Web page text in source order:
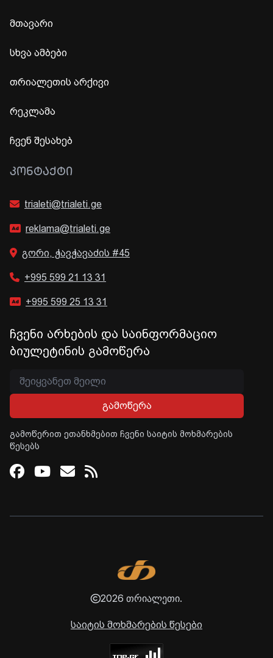
მთავარი
სხვა ამბები
თრიალეთის არქივი
რეკლამა
ჩვენ შესახებ
ᲙᲝᲜᲢᲐᲥᲢᲘ
trialeti@trialeti.ge
reklama@trialeti.ge
გორი, ჭავჭავაძის #45
+995 599 21 13 31
+995 599 25 13 31
ჩვენი არხების და საინფორმაციო
ბიულეტინის გამოწერა
გამოწერა
გამოწერით ეთანხმებით ჩვენი საიტის მოხმარების
წესებს
Facebook
Youtube
Email
RSS
2026 თრიალეთი.
საიტის მოხმარების წესები